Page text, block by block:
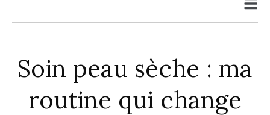
Soin peau sèche : ma
routine qui change